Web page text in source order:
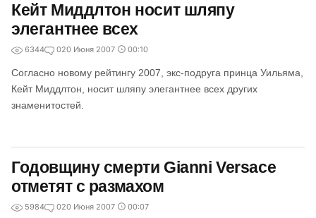
Кейт Миддлтон носит шляпу
элегантнее всех
6344 020 Июня 2007 00:10
Согласно новому рейтингу 2007, экс-подруга принца Уильяма,
Кейт Миддлтон, носит шляпу элегантнее всех других
знаменитостей.
Годовщину смерти Gianni Versace
отметят с размахом
5984 020 Июня 2007 00:07